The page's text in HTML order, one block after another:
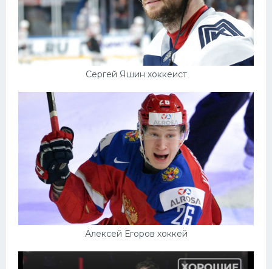
Сергей Яшин хоккеист
Алексей Егоров хоккей